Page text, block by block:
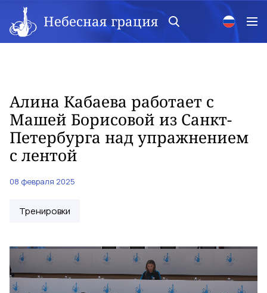
Небесная грация
Алина Кабаева работает с
Машей Борисовой из Санкт-
Петербурга над упражнением
с лентой
08 февраля 2025
Тренировки